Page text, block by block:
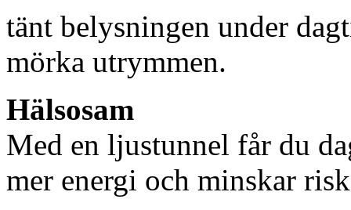
tänt belysningen under
mörka utrymmen.
Hälsosam
Med en ljustunnel får du
mer energi och minskar